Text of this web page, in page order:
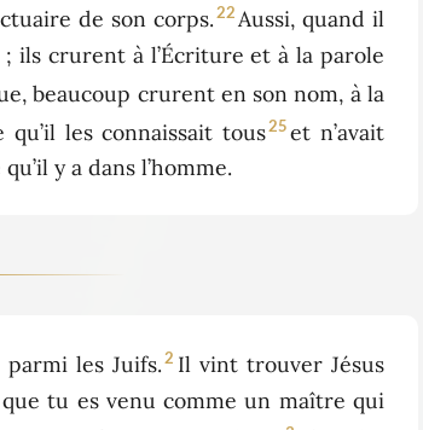
de son corps.22 Aussi, quand il
ils crurent à l’Écriture et à la parole
beaucoup crurent en son nom, à la
les connaissait tous25 et n’avait
y a dans l’homme.
les Juifs. 2 Il vint trouver Jésus
tu es venu comme un maître qui